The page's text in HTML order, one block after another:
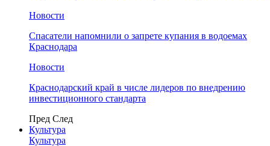
Новости
Спасатели напомнили о запрете купания в водоемах
Краснодара
Новости
Краснодарский край в числе лидеров по внедрению
инвестиционного стандарта
Пред След
Культура
Культура